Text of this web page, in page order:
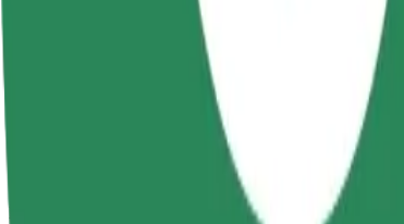
Større biler med mer ben- og oppbevaringsplass
Beregnet reisetid